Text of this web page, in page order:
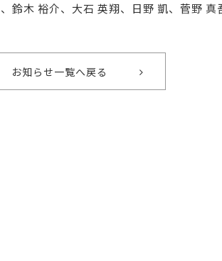
鈴木 裕介、大石 英翔、日野 凱、菅野 真
お知らせ一覧へ戻る